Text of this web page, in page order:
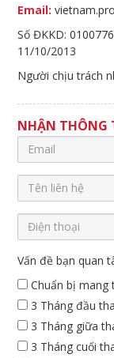
Email:
Số ĐKKD:
11/10/2013
Người chịu trách
NHẬN THÔNG
Vấn đề bạn quan
Chuẩn bị mang
3 Tháng đầu
3 Tháng giữa
3 Tháng cuối